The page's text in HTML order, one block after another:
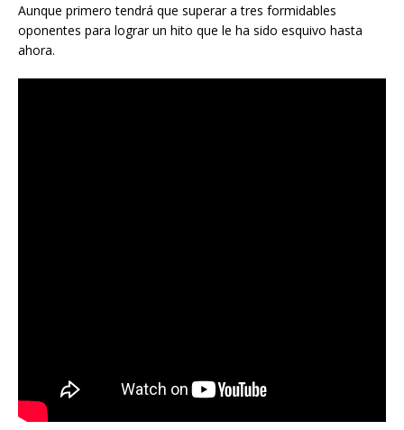
Aunque primero tendrá que superar a tres formidables
oponentes para lograr un hito que le ha sido esquivo hasta
ahora.